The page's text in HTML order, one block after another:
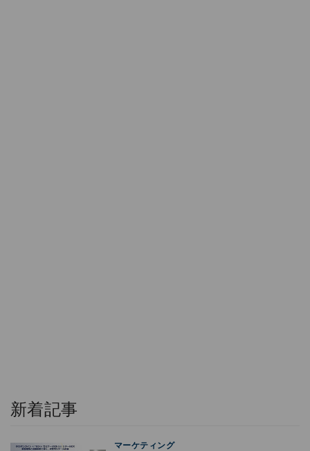
新着記事
マーケティング